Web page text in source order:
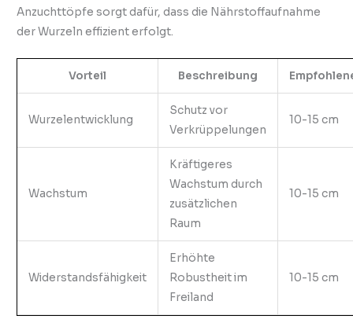
Anzuchttöpfe sorgt dafür, dass die Nährstoffaufnahme
der Wurzeln effizient erfolgt.
Vorteil Beschreibung
Wurzelentwicklung
Schutz vor
Verkrüppelungen
10-15 cm
Wachstum
Kräftigeres
Wachstum durch
zusätzlichen
Raum
10-15 cm
Widerstandsfähigkeit
Erhöhte
Robustheit im
Freiland
10-15 cm